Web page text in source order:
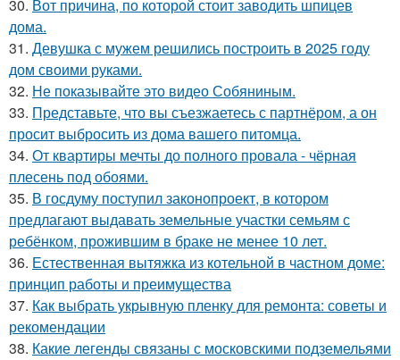
30. Вот причина, по которой стоит заводить шпицев
дома.
31. Девушка с мужем решились построить в 2025 году
дом своими руками.
32. Не показывайте это видео Собяниным.
33. Представьте, что вы съезжаетесь с партнёром, а он
просит выбросить из дома вашего питомца.
34. От квартиры мечты до полного провала - чёрная
плесень под обоями.
35. В госдуму поступил законопроект, в котором
предлагают выдавать земельные участки семьям с
ребёнком, прожившим в браке не менее 10 лет.
36. Естественная вытяжка из котельной в частном доме:
принцип работы и преимущества
37. Как выбрать укрывную пленку для ремонта: советы и
рекомендации
38. Какие легенды связаны с московскими подземельями